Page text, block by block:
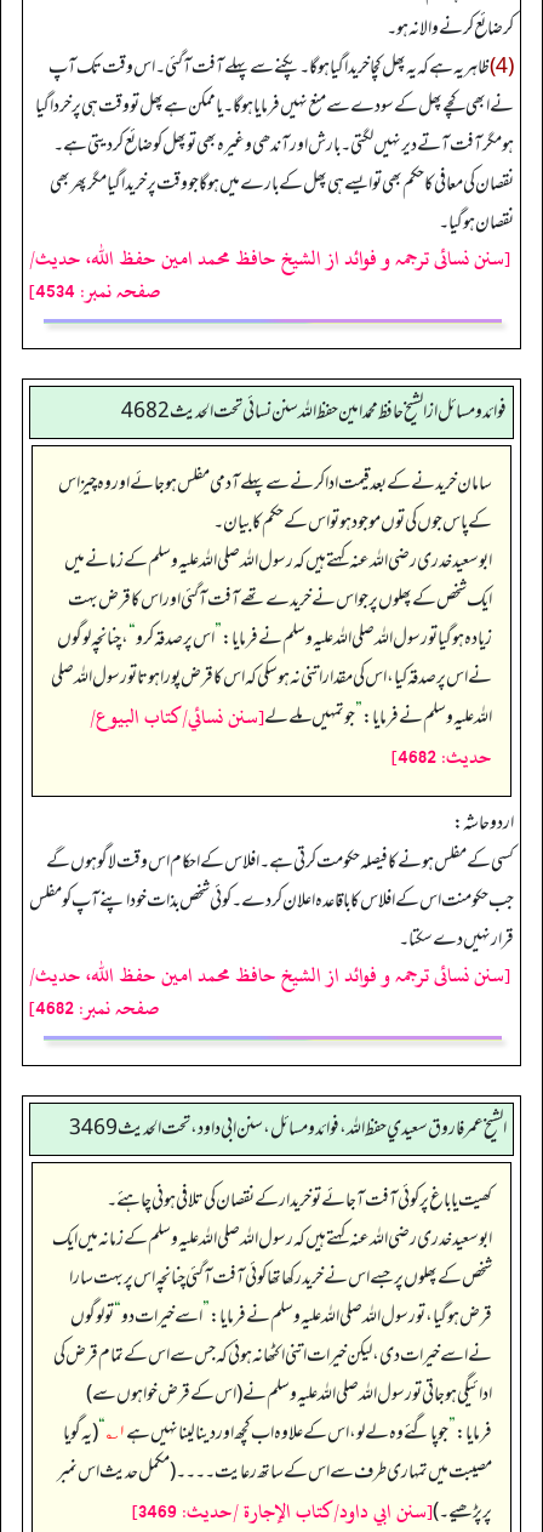
کر ضائع کرنے والا نہ ہو۔
(4) ظاہر یہ ہے کہ یہ پھل کچا خریدا گیا ہو گا۔ پکنے سے پہلے آفت آ گئی۔ اس وقت تک آپ
نے ابھی کچے پھل کے سودے سے منع نہیں فرمایا ہو گا۔ یا ممکن ہے پھل تو وقت ہی پر خردا گیا
ہو مگر آفت آتے دیر نہیں لگتی۔ بارش اور آندھی وغیرہ بھی تو پھل کو ضائع کر دیتی ہے۔
نقصان کی معافی کا حکم بھی تو ایسے ہی پھل کے بارے میں ہو گا جو وقت پر خریدا گیا مگر پھر بھی
نقصان ہو گیا۔
[سنن نسائی ترجمہ و فوائد از الشیخ حافظ محمد امین حفظ اللہ، حدیث/
صفحہ نمبر: 4534]
فوائد ومسائل از الشيخ حافظ محمد امين حفظ الله سنن نسائي تحت الحديث4682
سامان خریدنے کے بعد قیمت ادا کرنے سے پہلے آدمی مفلس ہو جائے اور وہ چیز اس
کے پاس جوں کی توں موجود ہو تو اس کے حکم کا بیان۔
ابو سعید خدری رضی اللہ عنہ کہتے ہیں کہ رسول اللہ صلی اللہ علیہ وسلم کے زمانے میں
ایک شخص کے پھلوں پر جو اس نے خریدے تھے آفت آ گئی اور اس کا قرض بہت
زیادہ ہو گیا تو رسول اللہ صلی اللہ علیہ وسلم نے فرمایا:”اس پر صدقہ کرو“، چنانچہ لوگوں
نے اس پر صدقہ کیا، اس کی مقدار اتنی نہ ہو سکی کہ اس کا قرض پورا ہوتا تو رسول اللہ صلی
اللہ علیہ وسلم نے فرمایا:”جو تمہیں ملے لے[سنن نسائي/كتاب البيوع/
حدیث: 4682]
اردو حاشہ:
کسی کے مفلس ہونے کا فیصلہ حکومت کرتی ہے۔ افلاس کے احکام اس وقت لاگو ہوں گے
جب حکومنت اس کے افلاس کا باقاعدہ اعلان کر دے۔ کوئی شخص بذات خود اپنے آپ کو مفلس
قرار نہیں دے سکتا۔
[سنن نسائی ترجمہ و فوائد از الشیخ حافظ محمد امین حفظ اللہ، حدیث/
صفحہ نمبر: 4682]
الشيخ عمر فاروق سعيدي حفظ الله، فوائد و مسائل، سنن ابي داود ، تحت الحديث 3469
کھیت یا باغ پر کوئی آفت آ جائے تو خریدار کے نقصان کی تلافی ہونی چاہئے۔
ابو سعید خدری رضی اللہ عنہ کہتے ہیں کہ رسول اللہ صلی اللہ علیہ وسلم کے زمانہ میں ایک
شخص کے پھلوں پر جسے اس نے خرید رکھا تھا کوئی آفت آ گئی چنانچہ اس پر بہت سارا
قرض ہو گیا، تو رسول اللہ صلی اللہ علیہ وسلم نے فرمایا:”اسے خیرات دو“تو لوگوں
نے اسے خیرات دی، لیکن خیرات اتنی اکٹھا نہ ہوئی کہ جس سے اس کے تمام قرض کی
ادائیگی ہو جاتی تو رسول اللہ صلی اللہ علیہ وسلم نے (اس کے قرض خواہوں سے)
فرمایا:”جو پا گئے وہ لے لو، اس کے علاوہ اب کچھ اور دینا لینا نہیں ہے۱؎ “(یہ گویا
مصیبت میں تمہاری طرف سے اس کے ساتھ رعایت ۔۔۔۔ (مکمل حدیث اس نمبر
پر پڑھیے۔)[سنن ابي داود/كتاب الإجارة /حدیث: 3469]